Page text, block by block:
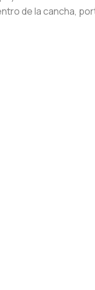
de la cancha,